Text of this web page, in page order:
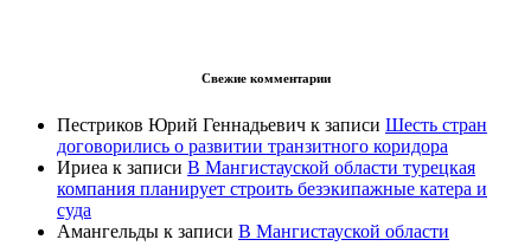
Свежие комментарии
Пестриков Юрий Геннадьевич к записи Шесть стран
договорились о развитии транзитного коридора
Ириеа к записи В Мангистауской области турецкая
компания планирует строить безэкипажные катера и
суда
Амангельды к записи В Мангистауской области